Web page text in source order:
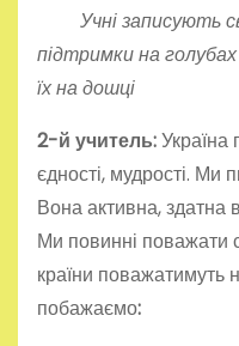
Учні записують
підтримки на
їх на дошці
2-й учитель:Україна
єдності, мудрості.
Вона активна, здатна
Ми повинні поважати
країни поважатимуть
побажаємо: